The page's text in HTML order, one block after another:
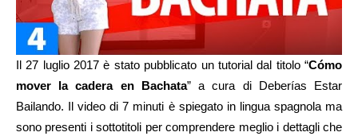
Il 27 luglio 2017 è stato pubblicato un tutorial dal titolo “Cómo
mover la cadera en Bachata” a cura di Deberías Estar
Bailando. Il video di 7 minuti è spiegato in lingua spagnola ma
sono presenti i sottotitoli per comprendere meglio i dettagli che